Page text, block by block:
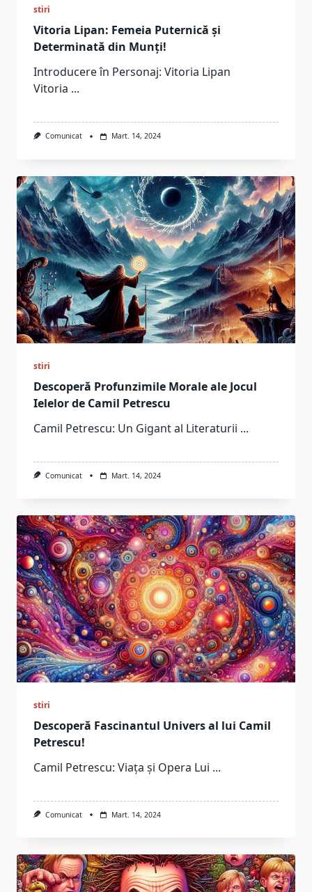
stiri
Vitoria Lipan: Femeia Puternică și
Determinată din Munți!
Introducere în Personaj: Vitoria Lipan
Vitoria ...
Comunicat Mart. 14, 2024
stiri
Descoperă Profunzimile Morale ale Jocul
Ielelor de Camil Petrescu
Camil Petrescu: Un Gigant al Literaturii ...
Comunicat Mart. 14, 2024
stiri
Descoperă Fascinantul Univers al lui Camil
Petrescu!
Camil Petrescu: Viața și Opera Lui ...
Comunicat Mart. 14, 2024